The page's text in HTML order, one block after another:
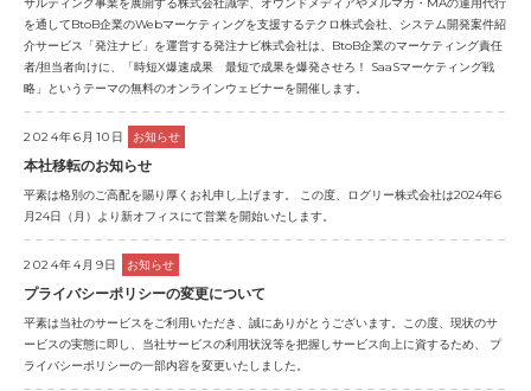
を通してBtoB企業のWebマーケティングを支援するテクロ株式会社、システム開発案件紹
介サービス「発注ナビ」を運営する発注ナビ株式会社は、BtoB企業のマーケティング責任
者/担当者向けに、「時短X爆速成果 最短で成果を爆発させろ！ SaaSマーケティング戦
略」というテーマの無料のオンラインウェビナーを開催します。
2024年6月10日 お知らせ
本社移転のお知らせ
平素は格別のご高配を賜り厚くお礼申し上げます。 この度、ログリー株式会社は2024年6
月24日（月）より新オフィスにて営業を開始いたします。
2024年4月9日 お知らせ
プライバシーポリシーの変更について
平素は当社のサービスをご利用いただき、誠にありがとうございます。この度、現状のサ
ービスの実態に即し、当社サービスの利用状況等を把握しサービス向上に資するため、 プ
ライバシーポリシーの一部内容を変更いたしました。